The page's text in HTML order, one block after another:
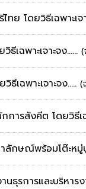
ย โดยวิธีเฉพาะเจ
ฉพาะเจาะจง...... (
เฉพาะเจาะจง..... (
การสังคีต โดยวิธีเ
ลักษณ์พร้อมโต๊ะหมู่
รการและบริหารง